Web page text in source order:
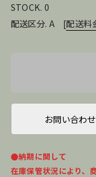
STOCK. 0
配送区分. A [配送料
お問い合わせ
●納期に関して
在庫保管状況により、